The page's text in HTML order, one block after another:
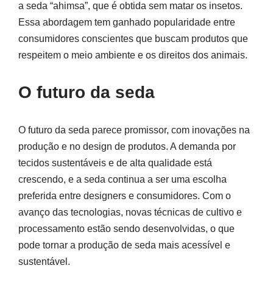
a seda “ahimsa”, que é obtida sem matar os insetos.
Essa abordagem tem ganhado popularidade entre
consumidores conscientes que buscam produtos que
respeitem o meio ambiente e os direitos dos animais.
O futuro da seda
O futuro da seda parece promissor, com inovações na
produção e no design de produtos. A demanda por
tecidos sustentáveis e de alta qualidade está
crescendo, e a seda continua a ser uma escolha
preferida entre designers e consumidores. Com o
avanço das tecnologias, novas técnicas de cultivo e
processamento estão sendo desenvolvidas, o que
pode tornar a produção de seda mais acessível e
sustentável.